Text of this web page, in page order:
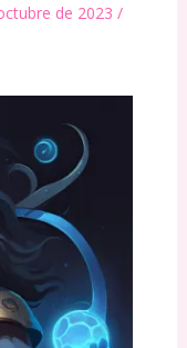
de 2023 /